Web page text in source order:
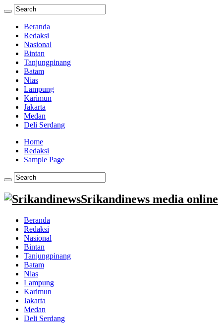
Beranda
Redaksi
Nasional
Bintan
Tanjungpinang
Batam
Nias
Lampung
Karimun
Jakarta
Medan
Deli Serdang
Home
Redaksi
Sample Page
Srikandinews media online
Beranda
Redaksi
Nasional
Bintan
Tanjungpinang
Batam
Nias
Lampung
Karimun
Jakarta
Medan
Deli Serdang